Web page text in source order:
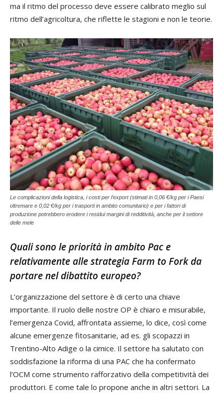
ma il ritmo del processo deve essere calibrato meglio sul
ritmo dell’agricoltura, che riflette le stagioni e non le teorie.
Le complicazioni della logistica, i costi per l’export (stimati in 0,06 €/kg per i Paesi
oltremare e 0,02 €/kg per i trasporti in ambito comunitario) e per i fattori di
produzione potrebbero erodere i residui margini di redditività, anche per il settore
delle mele
Quali sono le priorità in ambito Pac e
relativamente alle strategia Farm to Fork da
portare nel dibattito europeo?
L’organizzazione del settore è di certo una chiave
importante. Il ruolo delle nostre OP è chiaro e misurabile,
l’emergenza Covid, affrontata assieme, lo dice, così come
alcune emergenze fitosanitarie, ad es. gli scopazzi in
Trentino-Alto Adige o la cimice. Il settore ha salutato con
soddisfazione la riforma di una PAC che ha confermato
l’OCM come strumento rafforzativo della competitività dei
produttori. E come tale lo propone anche in altri settori. La